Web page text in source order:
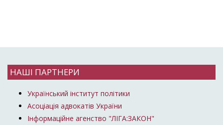
НАШІ ПАРТНЕРИ
Український інститут політики
Асоціація адвокатів України
Інформаційне агенство "ЛІГА:ЗАКОН"